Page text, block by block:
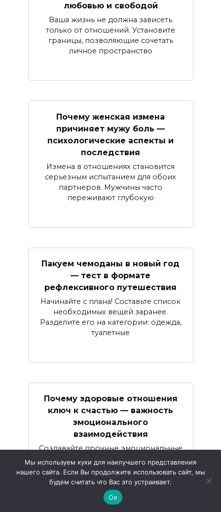
любовью и свободой
Ваша жизнь не должна зависеть
только от отношений. Установите
границы, позволяющие сочетать
личное пространство
Почему женская измена
причиняет мужу боль —
психологические аспекты и
последствия
Измена в отношениях становится
серьезным испытанием для обоих
партнеров. Мужчины часто
переживают глубокую
Пакуем чемоданы в новый год
— тест в формате
рефлексивного путешествия
Начинайте с плана! Составьте список
необходимых вещей заранее.
Разделите его на категории: одежда,
туалетные
Почему здоровые отношения
ключ к счастью — важность
эмоционального
взаимодействия
Создавайте прочные эмоциональные
связи, чтобы повысить уровень
счастья в жизни. Регулярное
общение и
Мы используем куки для наилучшего представления
нашего сайта. Если Вы продолжите использовать сайт, мы
будем считать что Вас это устраивает.
Ок